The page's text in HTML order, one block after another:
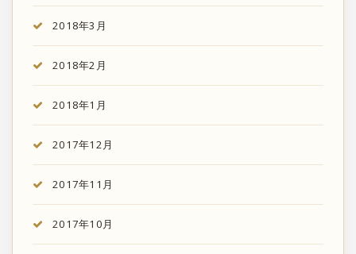
2018年3月
2018年2月
2018年1月
2017年12月
2017年11月
2017年10月